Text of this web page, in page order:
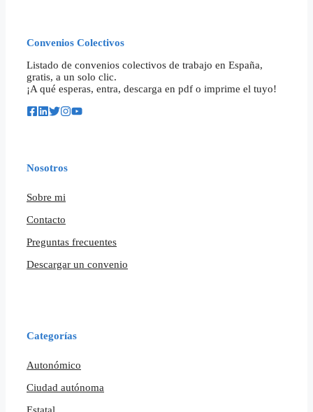
Convenios Colectivos
Listado de convenios colectivos de trabajo en España,
gratis, a un solo clic.
¡A qué esperas, entra, descarga en pdf o imprime el tuyo!
Nosotros
Sobre mi
Contacto
Preguntas frecuentes
Descargar un convenio
Categorías
Autonómico
Ciudad autónoma